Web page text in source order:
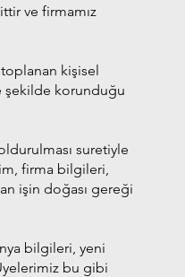
ve firmamız
kişisel
şekilde korunduğu
suretiyle
firma bilgileri,
işin doğası gereği
bilgileri, yeni
bu gibi